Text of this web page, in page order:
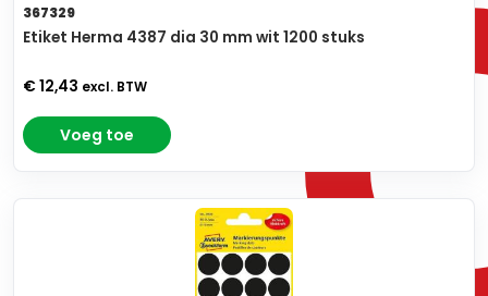
367329
Etiket Herma 4387 dia 30 mm wit 1200 stuks
€ 12,43 excl. BTW
Voeg toe